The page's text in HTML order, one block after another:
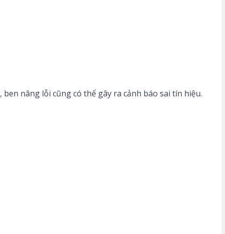
, ben nâng lỗi cũng có thể gây ra cảnh báo sai tín hiệu.